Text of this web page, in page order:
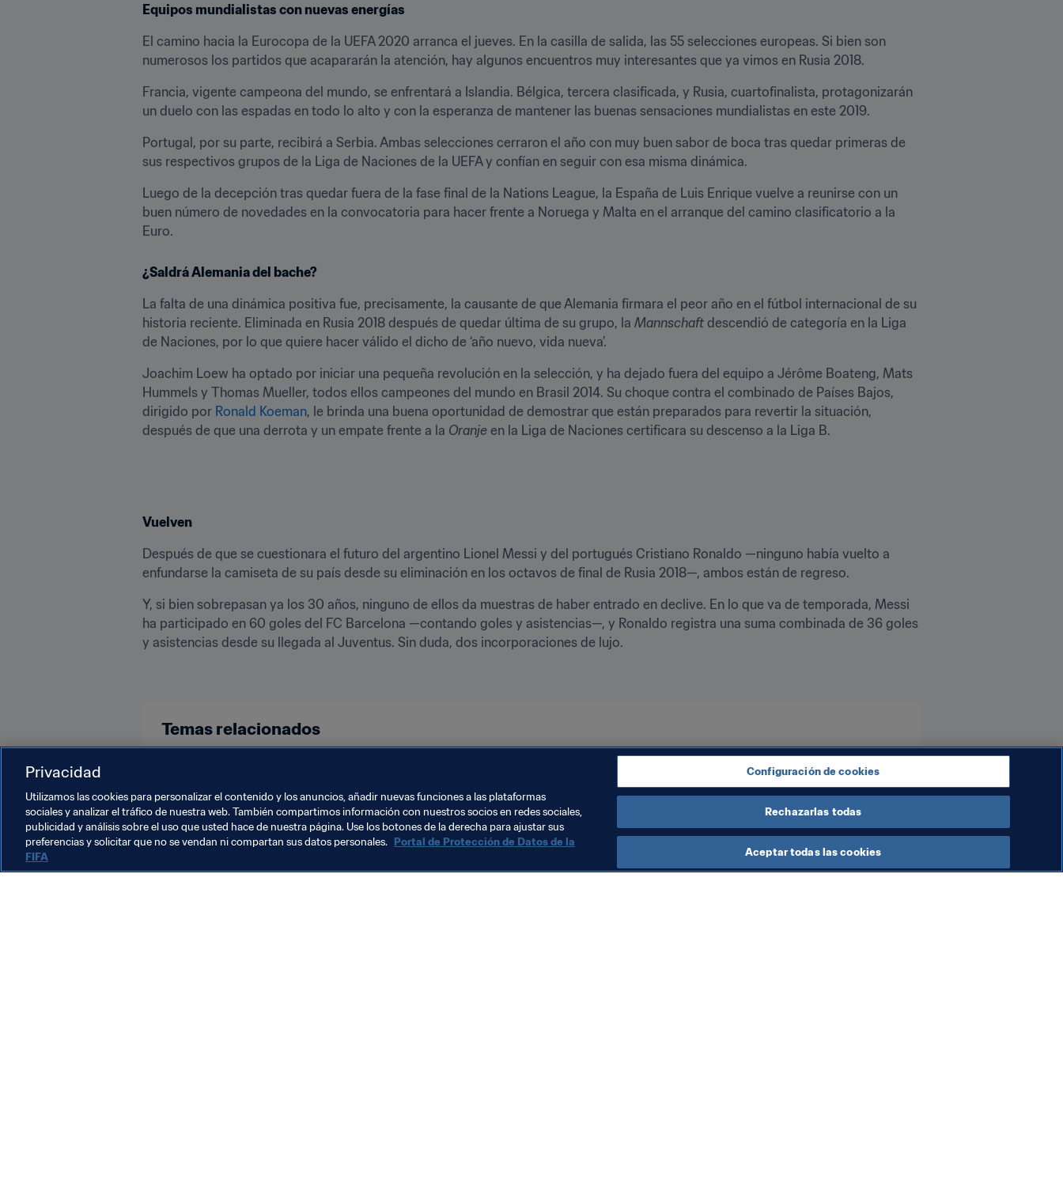
Equipos mundialistas con nuevas energías
El camino hacia la Eurocopa de la UEFA 2020 arranca el jueves. En la casilla de salida, las 55 selecciones europeas. Si bien son
numerosos los partidos que acapararán la atención, hay algunos encuentros muy interesantes que ya vimos en Rusia 2018.
Francia, vigente campeona del mundo, se enfrentará a Islandia. Bélgica, tercera clasificada, y Rusia, cuartofinalista, protagonizarán
un duelo con las espadas en todo lo alto y con la esperanza de mantener las buenas sensaciones mundialistas en este 2019.
Portugal, por su parte, recibirá a Serbia. Ambas selecciones cerraron el año con muy buen sabor de boca tras quedar primeras de
sus respectivos grupos de la Liga de Naciones de la UEFA y confían en seguir con esa misma dinámica.
Luego de la decepción tras quedar fuera de la fase final de la Nations League, la España de Luis Enrique vuelve a reunirse con un
buen número de novedades en la convocatoria para hacer frente a Noruega y Malta en el arranque del camino clasificatorio a la
Euro.
¿Saldrá Alemania del bache?
La falta de una dinámica positiva fue, precisamente, la causante de que Alemania firmara el peor año en el fútbol internacional de su
historia reciente. Eliminada en Rusia 2018 después de quedar última de su grupo, la Mannschaft descendió de categoría en la Liga
de Naciones, por lo que quiere hacer válido el dicho de ‘año nuevo, vida nueva’.
Joachim Loew ha optado por iniciar una pequeña revolución en la selección, y ha dejado fuera del equipo a Jérôme Boateng, Mats
Hummels y Thomas Mueller, todos ellos campeones del mundo en Brasil 2014. Su choque contra el combinado de Países Bajos,
dirigido por Ronald Koeman, le brinda una buena oportunidad de demostrar que están preparados para revertir la situación,
después de que una derrota y un empate frente a la Oranje en la Liga de Naciones certificara su descenso a la Liga B.
Vuelven
Después de que se cuestionara el futuro del argentino Lionel Messi y del portugués Cristiano Ronaldo —ninguno había vuelto a
enfundarse la camiseta de su país desde su eliminación en los octavos de final de Rusia 2018—, ambos están de regreso.
Y, si bien sobrepasan ya los 30 años, ninguno de ellos da muestras de haber entrado en declive. En lo que va de temporada, Messi
ha participado en 60 goles del FC Barcelona —contando goles y asistencias—, y Ronaldo registra una suma combinada de 36 goles
y asistencias desde su llegada al Juventus. Sin duda, dos incorporaciones de lujo.
Temas relacionados
Privacidad
Utilizamos las cookies para personalizar el contenido y los anuncios, añadir nuevas funciones a las plataformas
sociales y analizar el tráfico de nuestra web. También compartimos información con nuestros socios en redes sociales,
publicidad y análisis sobre el uso que usted hace de nuestra página. Use los botones de la derecha para ajustar sus
preferencias y solicitar que no se vendan ni compartan sus datos personales. Portal de Protección de Datos de la
FIFA
Configuración de cookies
Rechazarlas todas
Aceptar todas las cookies